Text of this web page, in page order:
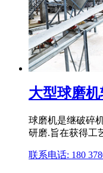
大型球磨
球磨机是继破碎
研磨.旨在获得工
联系电话: 180